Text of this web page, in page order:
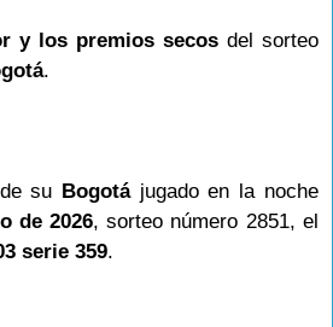
y los premios secosdel sorteo
.
su Bogotájugado en la noche
de 2026, sorteo número 2851, el
serie 359.